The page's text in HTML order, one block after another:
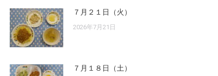
７月２１日（火）
2026年7月21日
７月１８日（土）